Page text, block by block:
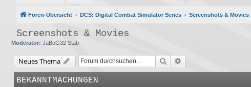
Foren-Übersicht DCS: Digital Combat Simulator Series Screenshots & Movies
Screenshots & Movies
Moderator: JaBoG32 Stab
Neues Thema Suche
BEKANNTMACHUNGEN